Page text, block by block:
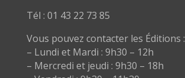
Tél : 01 43 22 73 85
Vous pouvez contacter les Éditions :
– Lundi et Mardi : 9h30 – 12h
– Mercredi et jeudi : 9h30 – 18h